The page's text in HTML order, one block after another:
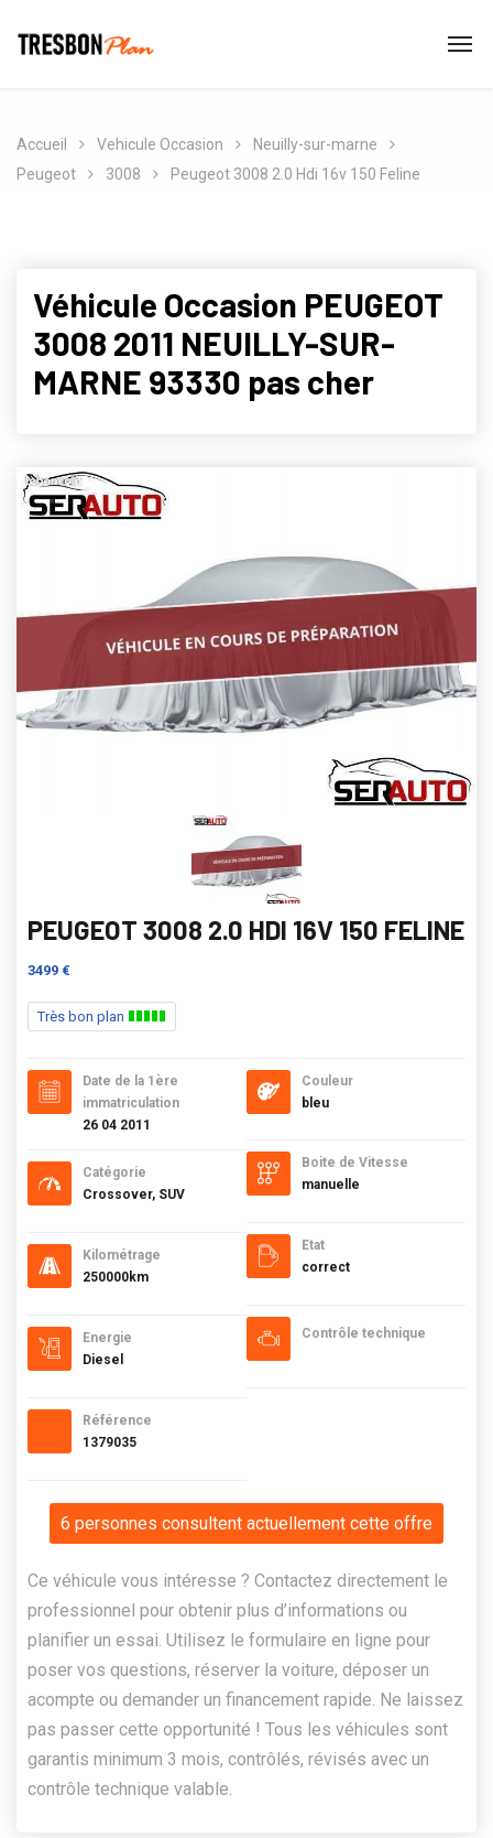
Accueil Vehicule Occasion
Neuilly-sur-marne
Peugeot
3008 Peugeot 3008 2.0 Hdi 16v 150 Feline
Véhicule Occasion PEUGEOT
3008 2011 NEUILLY-SUR-
MARNE 93330 pas cher
PEUGEOT 3008 2.0 HDI 16V 150 FELINE
3499 €
Très bon plan
Date de la 1ère
immatriculation
26 04 2011
Catégorie
Crossover, SUV
Kilométrage
250000km
Energie
Diesel
Référence
1379035
Couleur
bleu
Boite de Vitesse
manuelle
Etat
correct
Contrôle technique
6 personnes consultent actuellement cette offre
Ce véhicule vous intéresse ? Contactez directement le
professionnel pour obtenir plus d’informations ou
planifier un essai. Utilisez le formulaire en ligne pour
poser vos questions, réserver la voiture, déposer un
acompte ou demander un financement rapide. Ne laissez
pas passer cette opportunité ! Tous les véhicules sont
garantis minimum 3 mois, contrôlés, révisés avec un
contrôle technique valable.